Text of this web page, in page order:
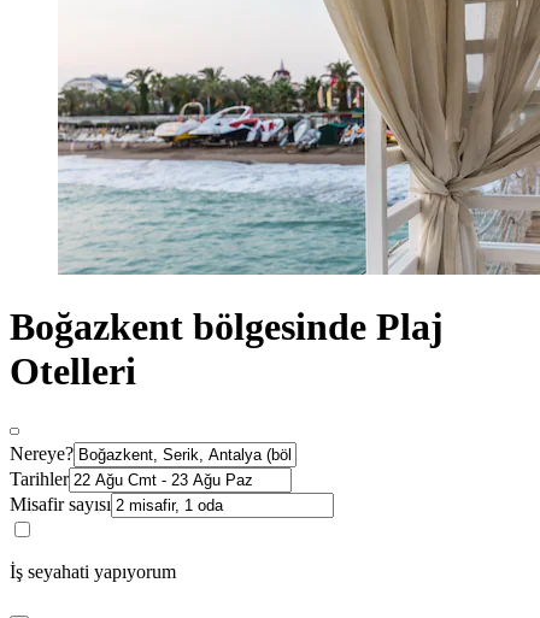
Boğazkent bölgesinde Plaj
Otelleri
Nereye?
Tarihler
Misafir sayısı
İş seyahati yapıyorum